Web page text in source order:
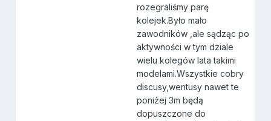
rozegraliśmy parę
kolejek.Było mało
zawodników ,ale sądząc po
aktywności w tym dziale
wielu kolegów lata takimi
modelami.Wszystkie cobry
discusy,wentusy nawet te
poniżej 3m będą
dopuszczone do